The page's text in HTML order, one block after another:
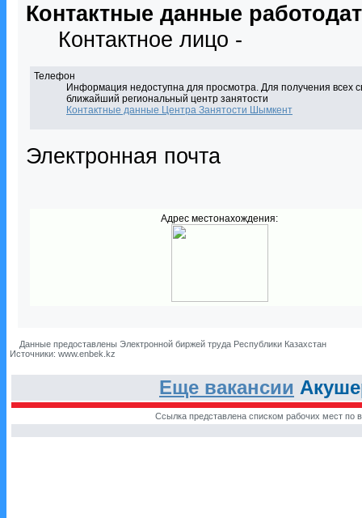
Контактные данные
Контактное лицо -
Телефон
Информация недоступна для просмотра. Для получения всех
ближайший региональный центр занятости
Контактные данные Центра Занятости Шымкент
Электронная почта
Адрес местонахождения:
Данные предоставлены Электронной биржей труда Республики Казахстан
Источники: www.enbek.kz
Еще вакансии
Ссылка представлена списком рабочих мест по